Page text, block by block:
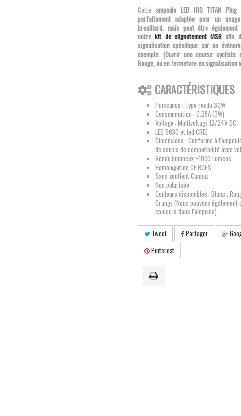
Cette ampoule LED H10 TITAN
parfaitement adaptée pour un
brouillard, mais peut être également
notre kit de clignotement MSRafin
signalisation spécifique sur un
exemple. (Ouvrir une course cycliste
Rouge, ou en fermeture en signalisation
CARACTÉRISTIQUES
Puissance : Type rendu 30W
Consommation : 0.25A (3W)
Voltage : Multivoltage 12/24V DC
LED 5630 et led CREE
Dimensions : Conforme à
de soucis de compatibilité avec
Rendu lumineux +1000 Lumens.
Homologation CE ROHS
Sans soutient Canbus
Non polarisée
Couleurs disponibles : Blanc ,
Orange (Nous pouvons également
couleurs dans l'ampoule)
Tweet Partager
Pinterest